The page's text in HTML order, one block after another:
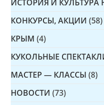
ИСТОРИЯ И
КОНКУРСЫ, АКЦИИ (58)
КРЫМ (4)
КУКОЛЬНЫЕ
МАСТЕР — КЛАССЫ (8)
НОВОСТИ (73)